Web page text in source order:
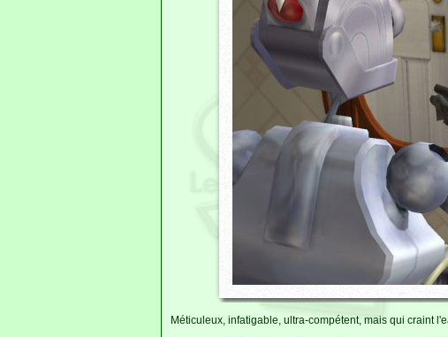
Méticuleux, infatigable, ultra-compétent, mais qui craint